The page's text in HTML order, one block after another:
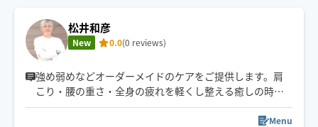
松井和彦
New 0.0(0 reviews)
強め弱めなどオーダーメイドのケアをご提供します。肩
こり・腰の重さ・全身の疲れを軽くし整える癒しの時間
をお届けします。会社やご自宅には必要に応じてベッド
Menu